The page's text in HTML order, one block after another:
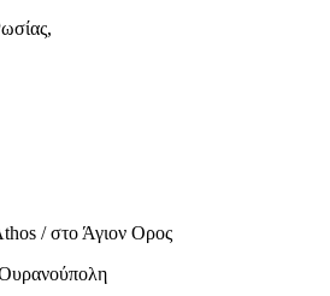
/ στο Άγιον Oρος